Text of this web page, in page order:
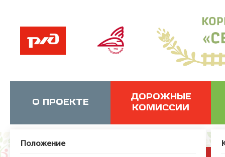
О ПРОЕКТЕ
Положение
ДОРОЖНЫЕ
КОМИССИИ